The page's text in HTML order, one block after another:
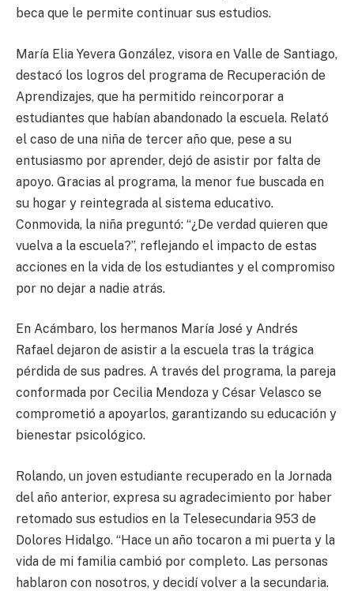
beca que le permite continuar sus estudios.
María Elia Yevera González, visora en Valle de Santiago,
destacó los logros del programa de Recuperación de
Aprendizajes, que ha permitido reincorporar a
estudiantes que habían abandonado la escuela. Relató
el caso de una niña de tercer año que, pese a su
entusiasmo por aprender, dejó de asistir por falta de
apoyo. Gracias al programa, la menor fue buscada en
su hogar y reintegrada al sistema educativo.
Conmovida, la niña preguntó: “¿De verdad quieren que
vuelva a la escuela?”, reflejando el impacto de estas
acciones en la vida de los estudiantes y el compromiso
por no dejar a nadie atrás.
En Acámbaro, los hermanos María José y Andrés
Rafael dejaron de asistir a la escuela tras la trágica
pérdida de sus padres. A través del programa, la pareja
conformada por Cecilia Mendoza y César Velasco se
comprometió a apoyarlos, garantizando su educación y
bienestar psicológico.
Rolando, un joven estudiante recuperado en la Jornada
del año anterior, expresa su agradecimiento por haber
retomado sus estudios en la Telesecundaria 953 de
Dolores Hidalgo. “Hace un año tocaron a mi puerta y la
vida de mi familia cambió por completo. Las personas
hablaron con nosotros, y decidí volver a la secundaria.